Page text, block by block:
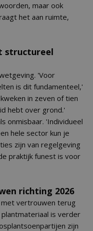
maar ook
het aan ruimte,
structureel
'Voor
is dit fundamenteel,'
in zeven of tien
hebt over grond.'
onmisbaar. 'Individueel
hele sector kun je
zijn van regelgeving
praktijk funest is voor
richting 2026
met vertrouwen terug
is verder
zijn